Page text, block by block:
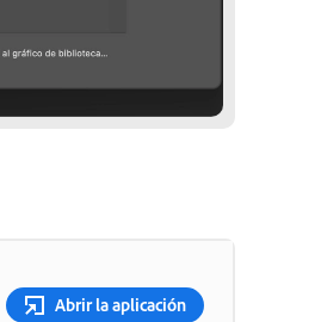
Abrir la aplicación